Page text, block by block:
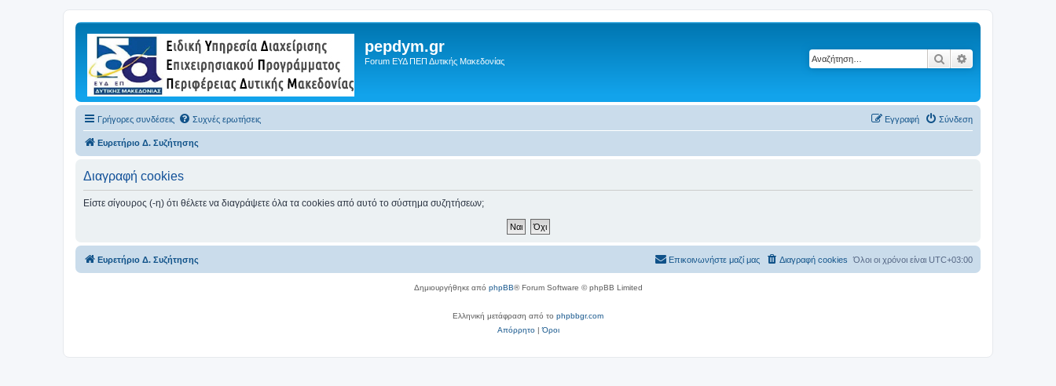
pepdym.gr
Forum ΕΥΔ ΠΕΠ Δυτικής Μακεδονίας Αναζήτηση
Γρήγορες συνδέσεις Συχνές ερωτήσεις Σύνδεση
Εγγραφή
Ευρετήριο Δ. Συζήτησης
Διαγραφή cookies
Είστε σίγουρος (-η) ότι θέλετε να διαγράψετε όλα τα cookies από αυτό το σύστημα συζητήσεων;
Ευρετήριο Δ. Συζήτησης Όλοι οι χρόνοι είναι UTC+03:00
Διαγραφή cookies
Επικοινωνήστε μαζί μας
Δημιουργήθηκε από phpBB® Forum Software © phpBB Limited
Ελληνική μετάφραση από το phpbbgr.com
Απόρρητο|Όροι